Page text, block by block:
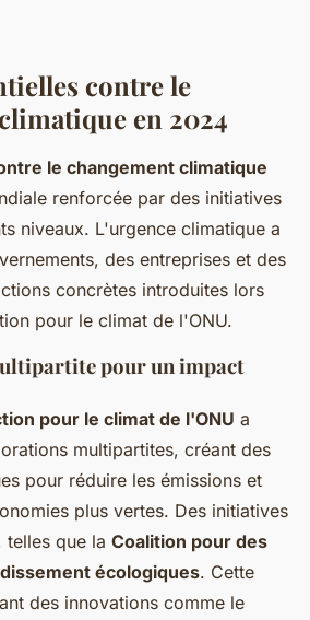
contre le
en 2024
le changement climatique
renforcée par des initiatives
niveaux. L'urgence climatique a
des entreprises et des
concrètes introduites lors
pour le climat de l'ONU.
pour un impact
pour le climat de l'ONU a
multipartites, créant des
pour réduire les émissions et
plus vertes. Des initiatives
telles que la Coalition pour des
écologiques. Cette
des innovations comme le